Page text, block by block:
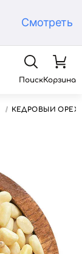
Смотреть
ПоискКорзина
КЕДРОВЫЙ ОРЕХ,